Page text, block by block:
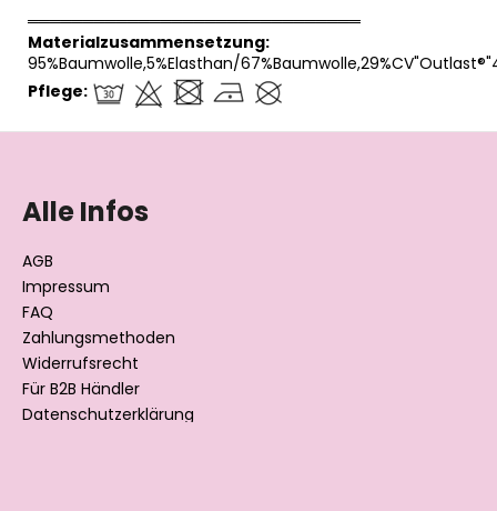
══════════════════════════════
Materialzusammensetzung:
95%Baumwolle,5%Elasthan/
Pflege:
Alle Infos
AGB
Impressum
FAQ
Zahlungsmethoden
Widerrufsrecht
Für B2B Händler
Datenschutzerklärung